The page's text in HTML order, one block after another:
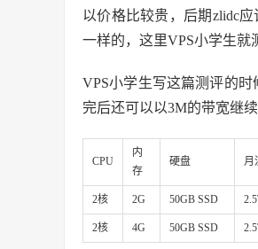
以价格比较贵，后期zlidc
一样的，这里VPS小学生就
VPS小学生写这篇测评的时
完后还可以以3M的带宽继
CPU
内
存
硬盘 月
2核 2G 50GB SSD
2核 4G 50GB SSD